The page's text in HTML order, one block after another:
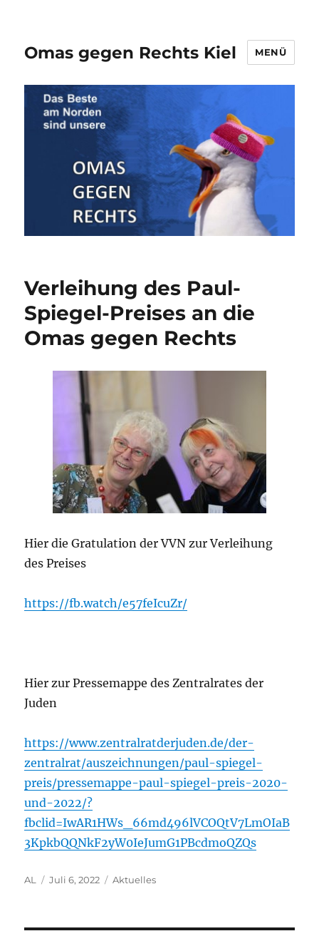
Omas gegen Rechts Kiel MENÜ
Verleihung des Paul-
Spiegel-Preises an die
Omas gegen Rechts
Hier die Gratulation der VVN zur Verleihung
des Preises
https://fb.watch/e57feIcuZr/
Hier zur Pressemappe des Zentralrates der
Juden
https://www.zentralratderjuden.de/der-
zentralrat/auszeichnungen/paul-spiegel-
preis/pressemappe-paul-spiegel-preis-2020-
und-2022/?
fbclid=IwAR1HWs_66md496lVCOQtV7LmOIaB
3KpkbQQNkF2yW0IeJumG1PBcdmoQZQs
Autor
AL
Veröffentlicht
Juli 6, 2022 Kategorien
Aktuelles